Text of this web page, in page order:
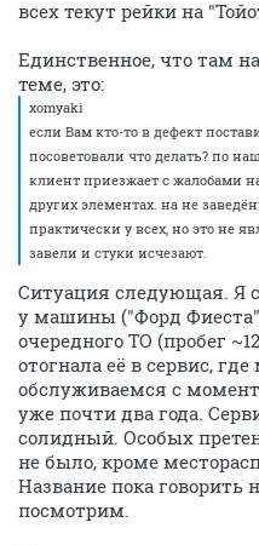
всех текут рейки на
Единственное, что там
теме, это:
xomyaki
если Вам кто-то в дефект
посоветовали что делать? по
клиент приезжает с жалобами
других элементах. на не
практически у всех, но это не
завели и стуки исчезают.
Ситуация следующая. Я
у машины ("Форд Фиеста"
очередного ТО (пробег
отогнала её в сервис,
обслуживаемся с
уже почти два года.
солидный. Особых
не было, кроме
Название пока говорить
посмотрим.